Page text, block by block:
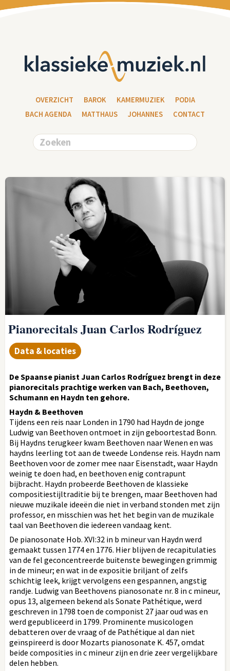
OVERZICHT BAROK KAMERMUZIEK
PODIA
BACH AGENDA
MATTHAUS JOHANNES CONTACT
Pianorecitals Juan Carlos Rodríguez
Data & locaties
De Spaanse pianist Juan Carlos Rodríguez brengt in deze
pianorecitals prachtige werken van Bach, Beethoven,
Schumann en Haydn ten gehore.
Haydn & Beethoven
Tijdens een reis naar Londen in 1790 had Haydn de jonge
Ludwig van Beethoven ontmoet in zijn geboortestad Bonn.
Bij Haydns terugkeer kwam Beethoven naar Wenen en was
haydns leerling tot aan de tweede Londense reis. Haydn nam
Beethoven voor de zomer mee naar Eisenstadt, waar Haydn
weinig te doen had, en beethoven enig contrapunt
bijbracht. Haydn probeerde Beethoven de klassieke
compositiestijltraditie bij te brengen, maar Beethoven had
nieuwe muzikale ideeën die niet in verband stonden met zijn
professor, en misschien was het het begin van de muzikale
taal van Beethoven die iedereen vandaag kent.
De pianosonate Hob. XVI:32 in b mineur van Haydn werd
gemaakt tussen 1774 en 1776. Hier blijven de recapitulaties
van de fel geconcentreerde buitenste bewegingen grimmig
in de mineur; en wat in de expositie briljant of zelfs
schichtig leek, krijgt vervolgens een gespannen, angstig
randje. Ludwig van Beethovens pianosonate nr. 8 in c mineur,
opus 13, algemeen bekend als Sonate Pathétique, werd
geschreven in 1798 toen de componist 27 jaar oud was en
werd gepubliceerd in 1799. Prominente musicologen
debatteren over de vraag of de Pathétique al dan niet
geïnspireerd is door Mozarts pianosonate K. 457, omdat
beide composities in c mineur zijn en drie zeer vergelijkbare
delen hebben.